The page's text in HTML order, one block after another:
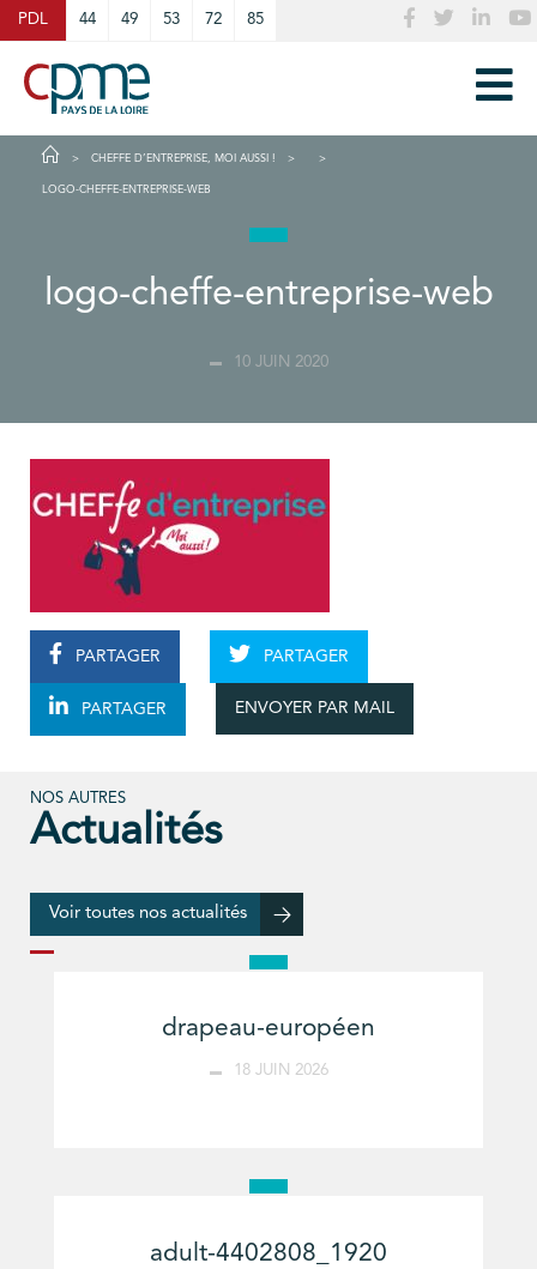
PDL 44 49 53 72 85
CHEFFE D’ENTREPRISE, MOI AUSSI !
LOGO-CHEFFE-ENTREPRISE-WEB
logo-cheffe-entreprise-web
10 JUIN 2020
PARTAGER PARTAGER
PARTAGER ENVOYER PAR MAIL
NOS AUTRES
Actualités
Voir toutes nos actualités
drapeau-européen
18 JUIN 2026
adult-4402808_1920
Cookies management panel